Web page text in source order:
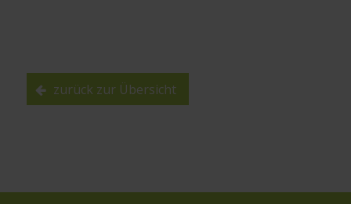
zurück zur Übersicht